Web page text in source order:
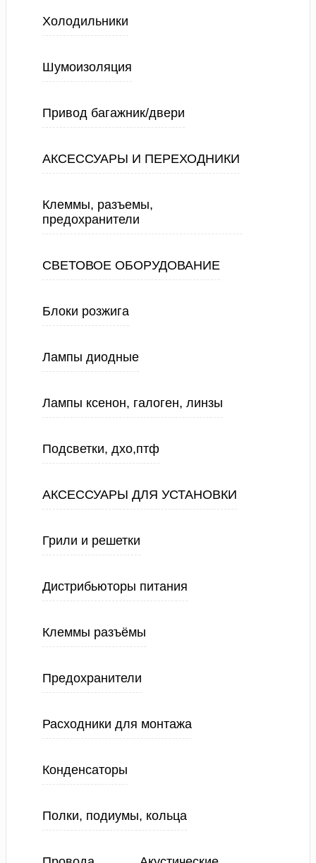
Холодильники
Шумоизоляция
Привод багажник/двери
АКСЕССУАРЫ И ПЕРЕХОДНИКИ
Клеммы, разъемы,
предохранители
СВЕТОВОЕ ОБОРУДОВАНИЕ
Блоки розжига
Лампы диодные
Лампы ксенон, галоген, линзы
Подсветки, дхо,птф
АКСЕССУАРЫ ДЛЯ УСТАНОВКИ
Грили и решетки
Дистрибьюторы питания
Клеммы разъёмы
Предохранители
Расходники для монтажа
Конденсаторы
Полки, подиумы, кольца